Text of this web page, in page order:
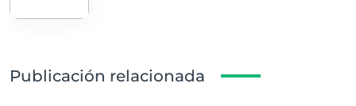
Publicación relacionada